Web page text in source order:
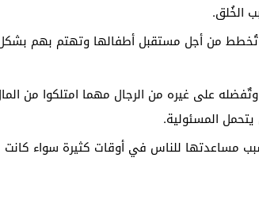
الخُلق.
من أجل مستقبل أطفالها وتهتم بهم بشكل
على غيره من الرجال مهما امتلكوا من
المسئولية.
مساعدتها للناس في أوقات كثيرة سواء